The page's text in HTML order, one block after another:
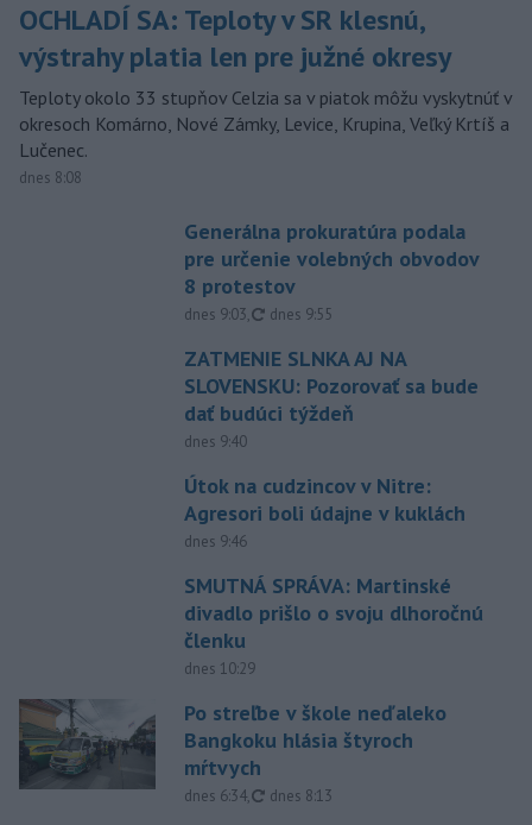
OCHLADÍ SA: Teploty v SR klesnú,
výstrahy platia len pre južné okresy
Teploty okolo 33 stupňov Celzia sa v piatok môžu vyskytnúť v
okresoch Komárno, Nové Zámky, Levice, Krupina, Veľký Krtíš a
Lučenec.
dnes 8:08
Generálna prokuratúra podala
pre určenie volebných obvodov
8 protestov
dnes 9:03, aktualizované
dnes 9:55
ZATMENIE SLNKA AJ NA
SLOVENSKU: Pozorovať sa bude
dať budúci týždeň
dnes 9:40
Útok na cudzincov v Nitre:
Agresori boli údajne v kuklách
dnes 9:46
SMUTNÁ SPRÁVA: Martinské
divadlo prišlo o svoju dlhoročnú
členku
dnes 10:29
Po streľbe v škole neďaleko
Bangkoku hlásia štyroch
mŕtvych
dnes 6:34, aktualizované
dnes 8:13